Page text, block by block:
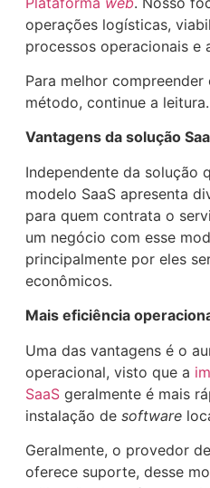
operações logísticas,
processos operacionais e
Para melhor
método, continue a
Vantagens da solução
Independente da solução
modelo SaaS apresenta
para quem contrata o
um negócio com esse
principalmente por eles
econômicos.
Mais eficiência
Uma das vantagens é o
operacional, visto que a
SaaS geralmente é mais
instalação de software
Geralmente, o provedor
oferece suporte, desse